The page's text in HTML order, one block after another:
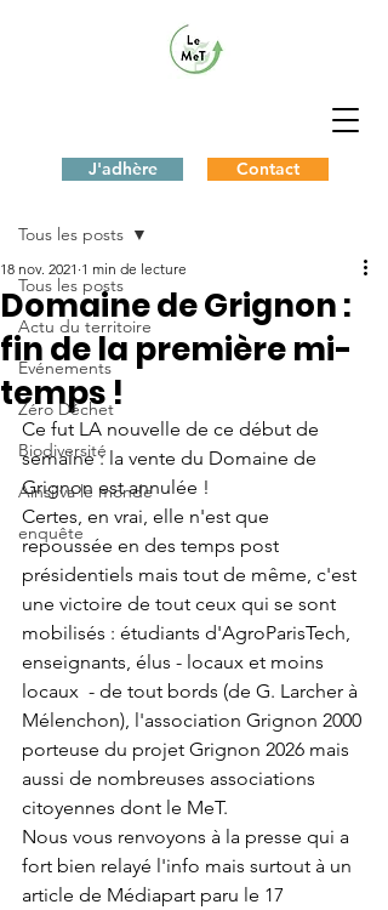
J'adhère Contact
Tous les posts
Actu du territoire
Evénements
Zéro Déchet
Biodiversité
Ainsi va le monde
enquête
Tous les posts
Domaine de Grignon :
fin de la première mi-
temps !
18 nov. 2021 1 min de lecture
Ce fut LA nouvelle de ce début de
semaine : la vente du Domaine de
Grignon est annulée !
Certes, en vrai, elle n'est que
repoussée en des temps post
présidentiels mais tout de même, c'est
une victoire de tout ceux qui se sont
mobilisés : étudiants d'AgroParisTech,
enseignants, élus - locaux et moins
locaux  - de tout bords (de G. Larcher à
Mélenchon), l'association Grignon 2000
porteuse du projet Grignon 2026 mais
aussi de nombreuses associations
citoyennes dont le MeT.
Nous vous renvoyons à la presse qui a
fort bien relayé l'info mais surtout à un
article de Médiapart paru le 17